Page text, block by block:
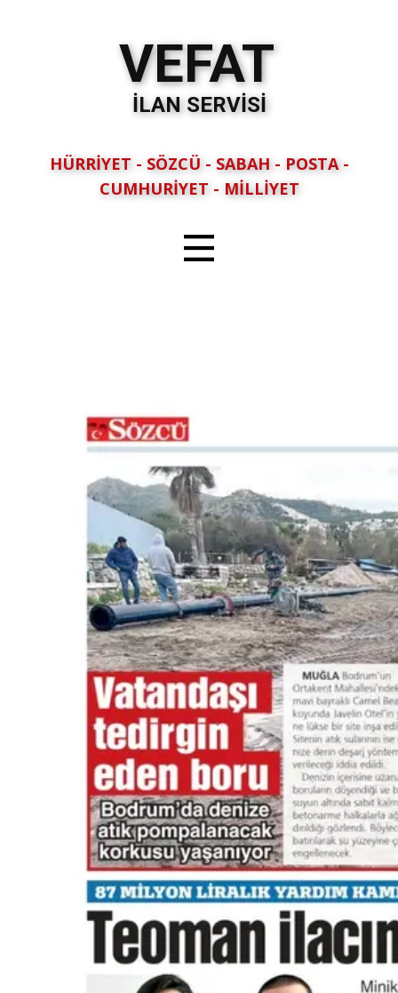
VEFAT
İLAN SERVİSİ
HÜRRİYET - SÖZCÜ - SABAH - POSTA -
CUMHURİYET - MİLLİYET